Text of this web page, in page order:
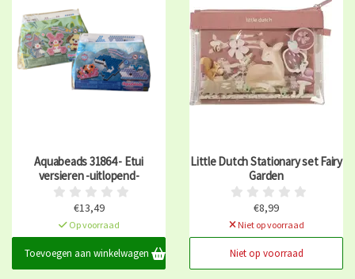
Aquabeads 31864 - Etui
versieren -uitlopend-
€13,49
Op voorraad
Toevoegen aan winkelwagen
Little Dutch Stationary set Fairy
Garden
€8,99
Niet op voorraad
Niet op voorraad